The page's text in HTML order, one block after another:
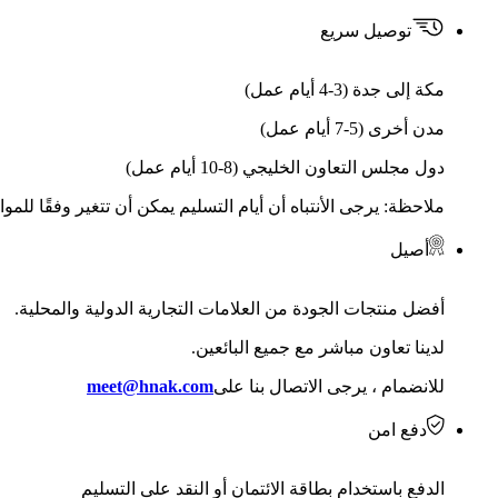
توصيل سريع
مكة إلى جدة (3-4 أيام عمل)
مدن أخرى (5-7 أيام عمل)
دول مجلس التعاون الخليجي (8-10 أيام عمل)
ملاحظة: يرجى الأنتباه أن أيام التسليم يمكن أن تتغير وفقًا
أصيل
أفضل منتجات الجودة من العلامات التجارية الدولية والمحلية.
لدينا تعاون مباشر مع جميع البائعين.
للانضمام ، يرجى الاتصال بنا علىmeet@hnak.com
دفع امن
الدفع باستخدام بطاقة الائتمان أو النقد على التسليم